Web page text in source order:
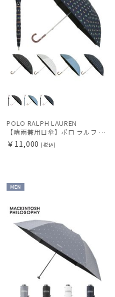
POLO RALPH LAUREN
【晴雨兼用日傘】ポロ ラルフ ローレン (POLO RALPH LAUREN) ラルフローレンリゾート 雨の日OK 軽量 一級遮光99.99% 遮熱 UV 晴雨兼用
￥11,000 (税込)